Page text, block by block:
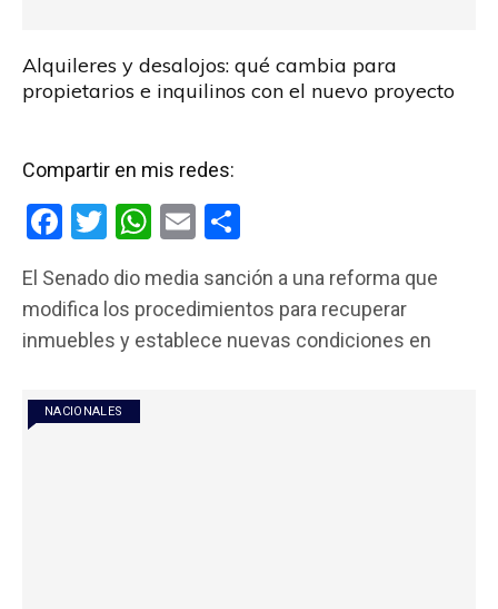
Alquileres y desalojos: qué cambia para
propietarios e inquilinos con el nuevo proyecto
Compartir en mis redes:
F
ce
b
o
k
T
tt
er
W
at
s
E
ail m
p
El Senado dio media sanción a una reforma que
modifica los procedimientos para recuperar
inmuebles y establece nuevas condiciones en
NACIONALES